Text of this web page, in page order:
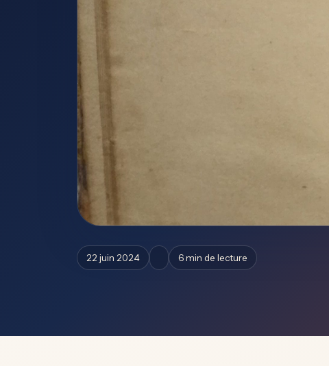
22 juin 2024 6 min de lecture